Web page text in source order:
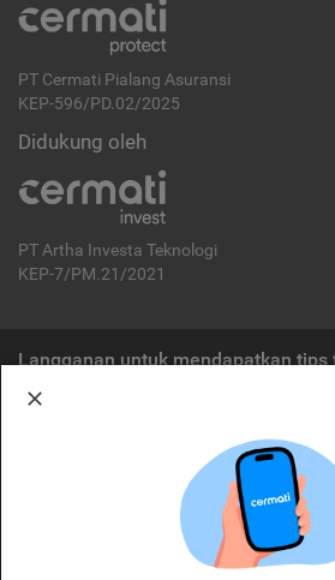
PT Cermati Pialang Asuransi
KEP-596/PD.02/2025
Didukung oleh
PT Artha Investa Teknologi
KEP-7/PM.21/2021
Langganan untuk mendapatkan tips
Cermati merupakan penyelenggara agregasi
OJK. Oleh karena itu, produk dan/atau layanan
ditawarkan bukan merupakan produk dan/atau
diterbitkan oleh Cermati dan Cermati tidak